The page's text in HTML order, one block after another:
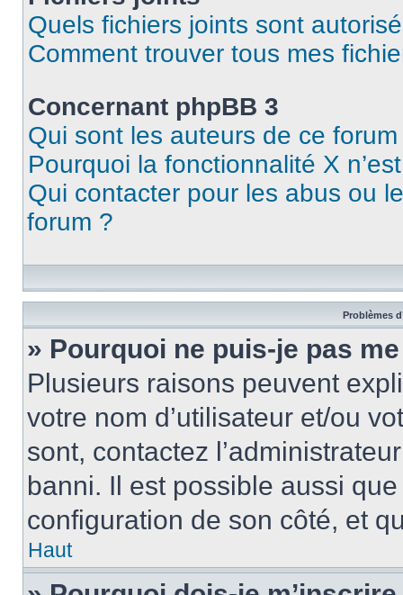
Quels fichiers joints sont
Comment trouver tous mes
Concernant phpBB 3
Qui sont les auteurs de ce
Pourquoi la fonctionnalité X
Qui contacter pour les abus ou
forum ?
Problèmes
» Pourquoi ne puis-je pas
Plusieurs raisons peuvent
votre nom d’utilisateur et/ou
sont, contactez
banni. Il est possible aussi
configuration de son côté, et
Haut